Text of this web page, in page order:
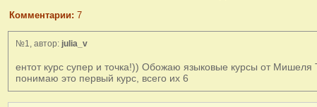
Комментарии: 7
№1, автор: julia_v
ентот курс супер и точка!)) Обожаю языковые курсы от
понимаю это первый курс, всего их 6